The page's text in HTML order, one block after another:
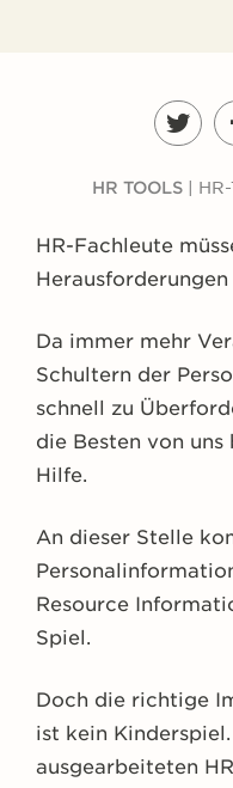
HR TOOLS|
HR-Fachleute
Da immer mehr
Schultern der
schnell zu
die Besten von
Hilfe.
An dieser Stelle
Resource
Spiel.
Doch die richtige
ist kein
ausgearbeiteten